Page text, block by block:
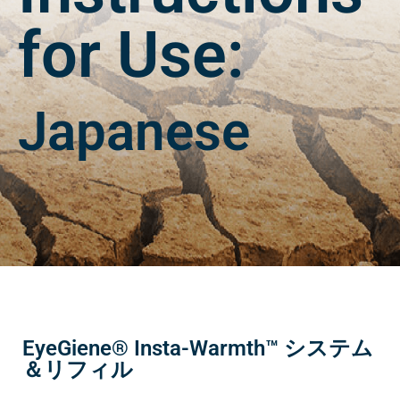
Japanese Instructions
for Use:
Japanese
EyeGiene® Insta-Warmth™ システム
＆リフィル